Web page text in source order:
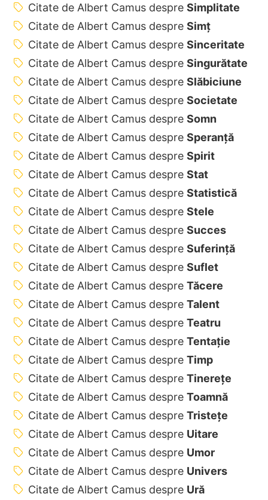
Citate de Albert Camus despre Simplitate
Citate de Albert Camus despre Simț
Citate de Albert Camus despre Sinceritate
Citate de Albert Camus despre Singurătate
Citate de Albert Camus despre Slăbiciune
Citate de Albert Camus despre Societate
Citate de Albert Camus despre Somn
Citate de Albert Camus despre Speranță
Citate de Albert Camus despre Spirit
Citate de Albert Camus despre Stat
Citate de Albert Camus despre Statistică
Citate de Albert Camus despre Stele
Citate de Albert Camus despre Succes
Citate de Albert Camus despre Suferință
Citate de Albert Camus despre Suflet
Citate de Albert Camus despre Tăcere
Citate de Albert Camus despre Talent
Citate de Albert Camus despre Teatru
Citate de Albert Camus despre Tentație
Citate de Albert Camus despre Timp
Citate de Albert Camus despre Tinerețe
Citate de Albert Camus despre Toamnă
Citate de Albert Camus despre Tristețe
Citate de Albert Camus despre Uitare
Citate de Albert Camus despre Umor
Citate de Albert Camus despre Univers
Citate de Albert Camus despre Ură